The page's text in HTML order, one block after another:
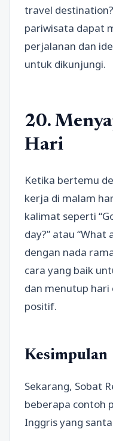
travel
pariwisata dapat
perjalanan dan
untuk dikunjungi.
20.
Hari
Ketika bertemu
kerja di malam
kalimat seperti
day?” atau
dengan nada
cara yang baik
dan menutup hari
positif.
Kesimpulan
Sekarang, Sobat
beberapa contoh
Inggris yang